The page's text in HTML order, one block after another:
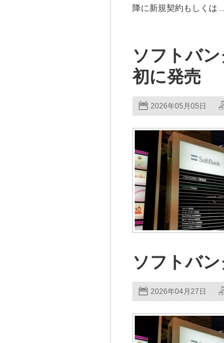
降に新規契約もしくは ...
ソフトバ
初に発売
2026年05月05日
ソフトバ
2026年04月27日